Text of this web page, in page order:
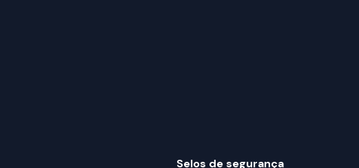
Selos de segurança